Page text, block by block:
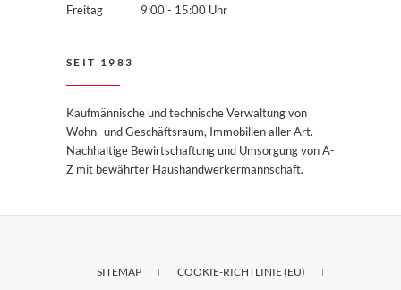
Freitag 9:00 - 15:00 Uhr
SEIT 1983
Kaufmännische und technische Verwaltung von
Wohn- und Geschäftsraum, Immobilien aller Art.
Nachhaltige Bewirtschaftung und Umsorgung von A-
Z mit bewährter Haushandwerkermannschaft.
SITEMAP COOKIE-RICHTLINIE (EU)